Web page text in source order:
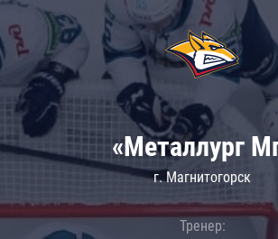
«Металлург
г. Магнитогорск
Тренер: